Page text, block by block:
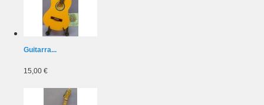
Guitarra...
15,00 €